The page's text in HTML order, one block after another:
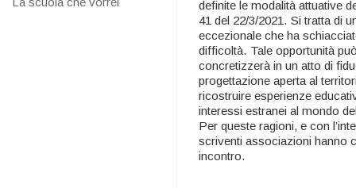
definite le modalità attuative
41 del 22/3/2021. Si tratta di
eccezionale che ha
difficoltà. Tale opportunità
concretizzerà in un atto di
progettazione aperta al
ricostruire esperienze
interessi estranei al mondo
Per queste ragioni, e con
scriventi associazioni hanno
incontro.